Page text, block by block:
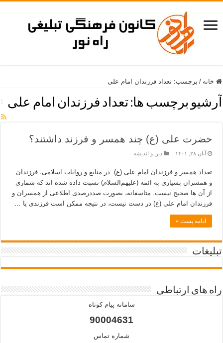
خانه / برچسب:تعداد فرزندان امام علی
آرشیو برچسب ها:تعداد فرزندان امام علی
حضرت علی (ع) چند همسر و فرزند داشتند؟
آبان ۲۸, ۱۴۰۱ دین و اندیشه
تعداد همسر و فرزندان امام علی (ع): در منابع و روایات اسلامی، فرزندان
و همسران بسیاری به ائمه (علیهم‌السلام) نسبت داده شده اند که شماری
از آن ها صحیح نیست. متاسفانه، بصورت صددرصدی اطلاعی از همسران و
فرزندان امام علی (ع) در دست نیست، در نتیجه ممکن است فرزندی یا …
ادامه پست »
تبلیغات
راه های ارتباطی
سامانه پیام کوتاه
90004631
شماره تماس